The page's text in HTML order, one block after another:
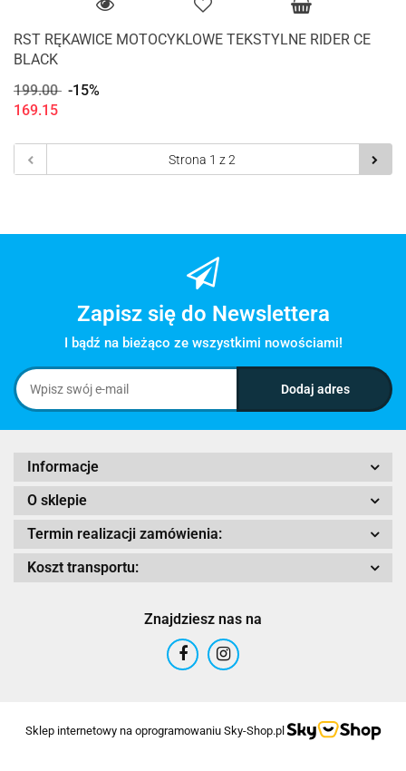
RST RĘKAWICE MOTOCYKLOWE TEKSTYLNE RIDER CE
BLACK
199.00 -15%
169.15
Zapisz się do Newslettera
I bądź na bieżąco ze wszystkimi nowościami!
Informacje
O sklepie
Termin realizacji zamówienia:
Koszt transportu:
Znajdziesz nas na
Sklep internetowy na oprogramowaniu Sky-Shop.pl